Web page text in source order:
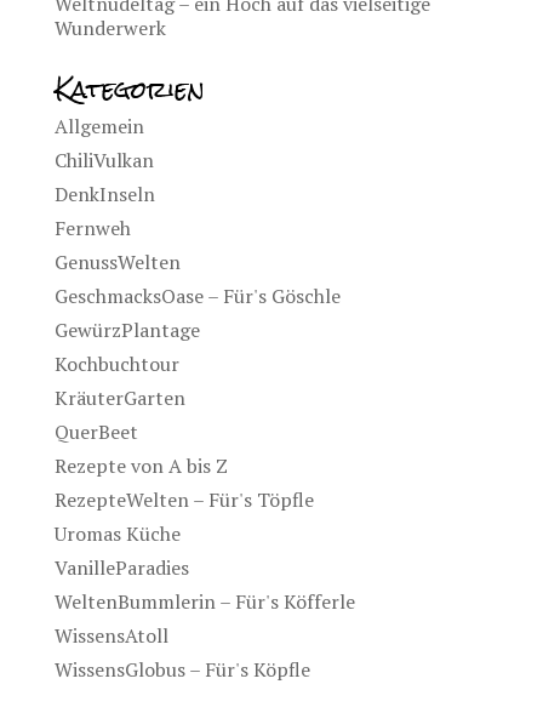
Wunderwerk
Kategorien
Allgemein
ChiliVulkan
DenkInseln
Fernweh
GenussWelten
GeschmacksOase – Für's Göschle
GewürzPlantage
Kochbuchtour
KräuterGarten
QuerBeet
Rezepte von A bis Z
RezepteWelten – Für's Töpfle
Uromas Küche
VanilleParadies
WeltenBummlerin – Für's Köfferle
WissensAtoll
WissensGlobus – Für's Köpfle